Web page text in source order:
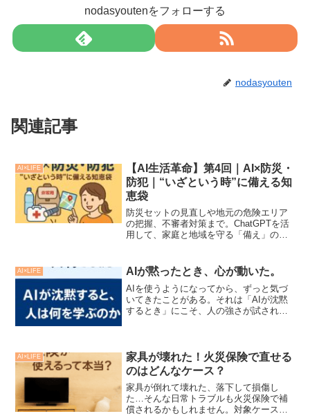
nodasyoutenをフォローする
nodasyouten
関連記事
AI×LIFE
【AI生活革命】第4回｜AI×防災・
防犯｜“いざという時”に備える知
恵袋
防災セットの見直しや地元の危険エリア
の把握、不審者対策まで。ChatGPTを活
用して、家庭と地域を守る「備え」の知
AI×LIFE AIが黙ったとき、心が動いた。
AIを使うようになってから、ずっと気づ
いてきたことがある。それは「AIが沈黙
するとき」にこそ、人の強さが試される
から「これを伝えた...
AI×LIFE
家具が壊れた！火災保険で直せる
のはどんなケース？
家具が倒れて壊れた、落下して損傷し
た…そんな日常トラブルも火災保険で補
償されるかもしれません。対象ケースと